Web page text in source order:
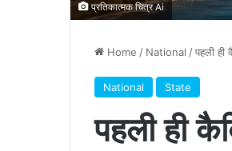
प्रतिकात्मक चित्र Ai
Home / National /पहली ही
National State
पहली ही